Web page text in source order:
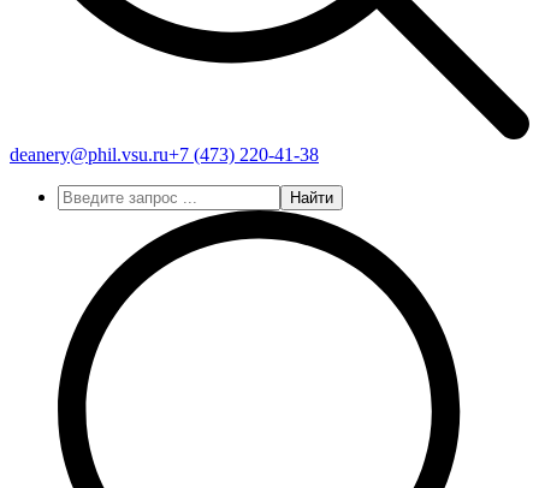
deanery@phil.vsu.ru+7 (473) 220-41-38
Найти